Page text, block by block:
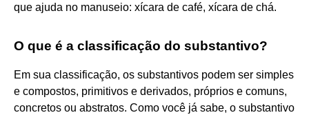
que ajuda no manuseio: xícara de café, xícara de chá.
O que é a classificação do substantivo?
Em sua classificação, os substantivos podem ser simples
e compostos, primitivos e derivados, próprios e comuns,
concretos ou abstratos. Como você já sabe, o substantivo